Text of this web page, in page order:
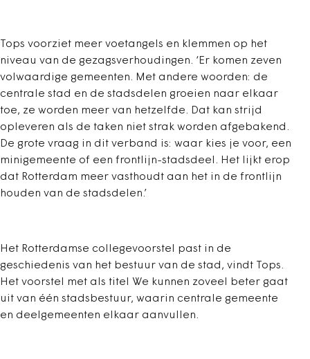
Tops voorziet meer voetangels en klemmen op het
niveau van de gezagsverhoudingen. ‘Er komen zeven
volwaardige gemeenten. Met andere woorden: de
centrale stad en de stadsdelen groeien naar elkaar
toe, ze worden meer van hetzelfde. Dat kan strijd
opleveren als de taken niet strak worden afgebakend.
De grote vraag in dit verband is: waar kies je voor, een
minigemeente of een frontlijn-stadsdeel. Het lijkt erop
dat Rotterdam meer vasthoudt aan het in de frontlijn
houden van de stadsdelen.’
Het Rotterdamse collegevoorstel past in de
geschiedenis van het bestuur van de stad, vindt Tops.
Het voorstel met als titel We kunnen zoveel beter gaat
uit van één stadsbestuur, waarin centrale gemeente
en deelgemeenten elkaar aanvullen.